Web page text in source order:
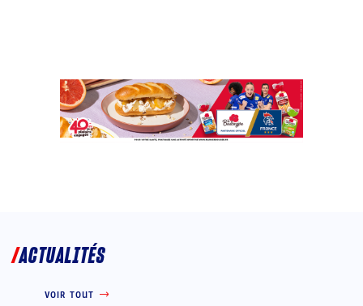
ACTUALITÉS
VOIR TOUT